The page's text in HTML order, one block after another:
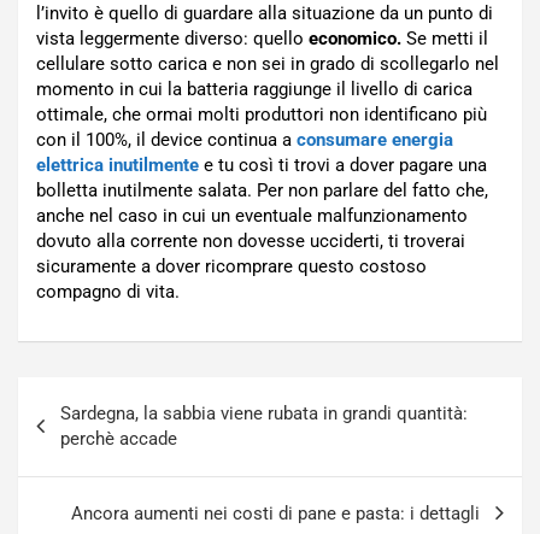
l’invito è quello di guardare alla situazione da un punto di
vista leggermente diverso: quello economico. Se metti il
cellulare sotto carica e non sei in grado di scollegarlo nel
momento in cui la batteria raggiunge il livello di carica
ottimale, che ormai molti produttori non identificano più
con il 100%, il device continua a consumare energia
elettrica inutilmente e tu così ti trovi a dover pagare una
bolletta inutilmente salata. Per non parlare del fatto che,
anche nel caso in cui un eventuale malfunzionamento
dovuto alla corrente non dovesse ucciderti, ti troverai
sicuramente a dover ricomprare questo costoso
compagno di vita.
articoli
Sardegna, la sabbia viene rubata in grandi quantità:
perchè accade
Ancora aumenti nei costi di pane e pasta: i dettagli